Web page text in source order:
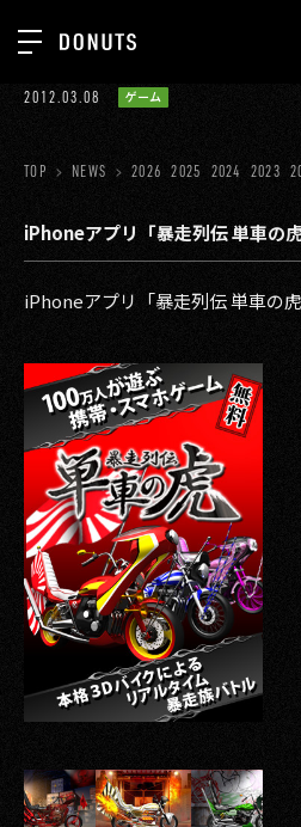
ジョブ
ゲーム
ミクチ
医療
出版メデ
美少女図
イベント
タテドラ
その他事
2025
2023
TOP
ABOUT
SERVICES
GROUP
CONTACT
PRIVACY POLICY
2012.03.08 ゲーム
TOP NEWS 2026 2025 2024 2023
iPhoneアプリ「暴走列伝 単車の
iPhoneアプリ「暴走列伝 単車の